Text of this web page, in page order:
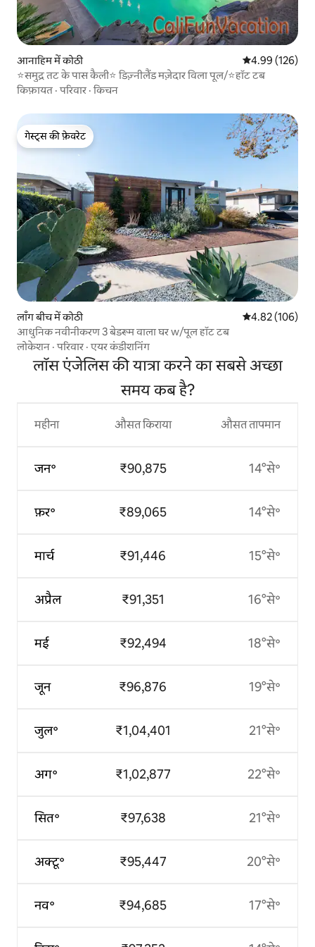
आनाहिम में कोठी औसत रेटिंग 5 में से
4.99 (126)
⭐समुद्र तट के पास कैली⭐ डिज़्नीलैंड मज़ेदार विला पूल/⭐हॉट टब
किफ़ायत ·परिवार ·किचन
गेस्ट्स की फ़ेवरेट
गेस्ट्स की फ़ेवरेट
लाँग बीच में कोठी औसत रेटिंग 5 में से
4.82 (106)
आधुनिक नवीनीकरण 3 बेडरूम वाला घर w/पूल हॉट टब
लोकेशन ·परिवार ·एयर कंडीशनिंग
लॉस एंजेलिस की यात्रा करने का सबसे अच्छा
समय कब है?
महीना
जन॰
फ़र॰
मार्च
अप्रैल
मई
जून
जुल॰
अग॰
सित॰
अक्टू॰
नव॰
औसत किराया
₹90,875
₹89,065
₹91,446
₹91,351
₹92,494
₹96,876
₹1,04,401
₹1,02,877
₹97,638
₹95,447
₹94,685
औसत तापमान
14°से॰
14°से॰
15°से॰
16°से॰
18°से॰
19°से॰
21°से॰
22°से॰
21°से॰
20°से॰
17°से॰